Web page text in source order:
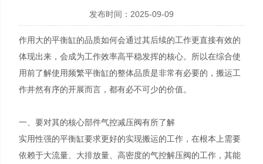
发布时间：2025-09-09
作用大的平衡缸的品质如何会通过其后续的工作更直接有效的
体现出来，会成为工作效率高平稳发挥的核心。所以在综合使
用前了解使用频繁平衡缸的整体品质是非常有必要的，搬运工
作井然有序的开展而言，都有必不可少的价值。
一、要对其的核心部件气控减压阀有所了解
实用性强的平衡缸要求更好的实现搬运的工作，在根本上需要
依赖于大流量、大排放量、高密度的气控解压阀的工作，其能